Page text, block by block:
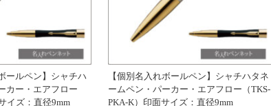
ールペン】シャチハ
カー・エアフロー
イズ：直径9mm
【個別名入れボールペン】シャチハタネ
ームペン・パーカー・エアフロー（TKS-
PKA-K）印面サイズ：直径9mm